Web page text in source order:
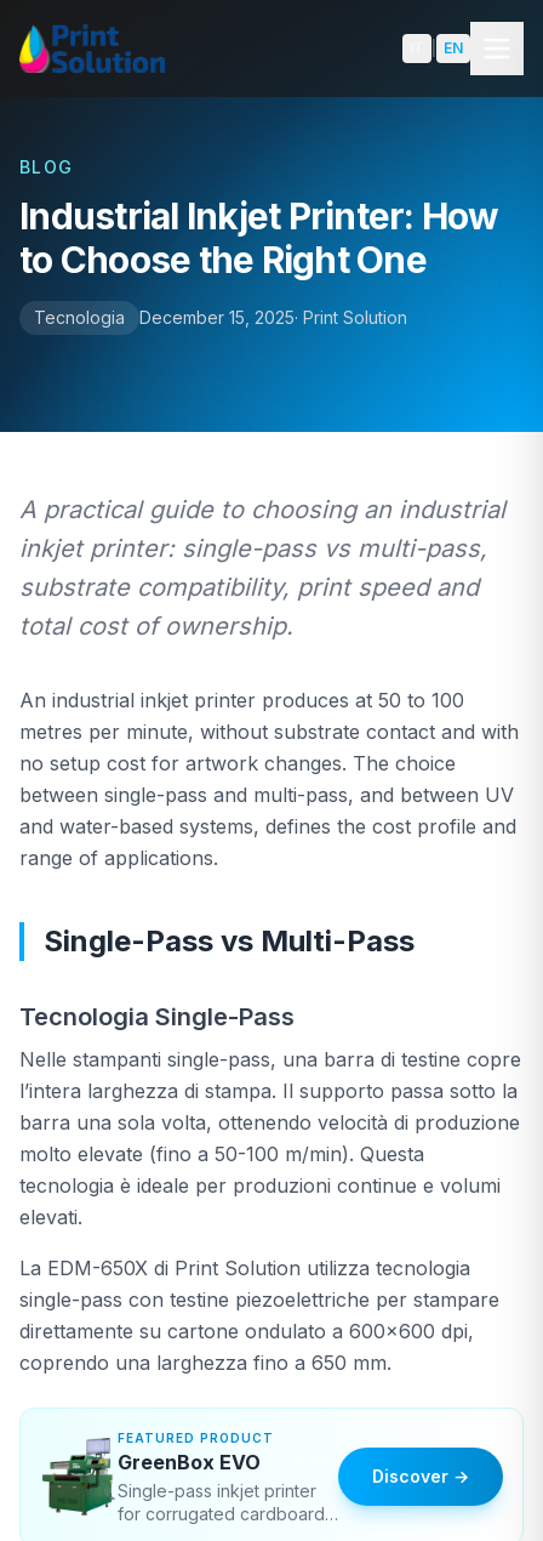
EN
SOLUTIONS
Product Comparison
🛒E-Shop Consumables
📞Call Us Now
BLOG
Industrial Inkjet Printer: How
to Choose the Right One
Tecnologia December 15, 2025· Print Solution
A practical guide to choosing an industrial
inkjet printer: single-pass vs multi-pass,
substrate compatibility, print speed and
total cost of ownership.
An industrial inkjet printer produces at 50 to 100
metres per minute, without substrate contact and with
no setup cost for artwork changes. The choice
between single-pass and multi-pass, and between UV
and water-based systems, defines the cost profile and
range of applications.
Single-Pass vs Multi-Pass
Tecnologia Single-Pass
Nelle stampanti single-pass, una barra di testine copre
l’intera larghezza di stampa. Il supporto passa sotto la
barra una sola volta, ottenendo velocità di produzione
molto elevate (fino a 50-100 m/min). Questa
tecnologia è ideale per produzioni continue e volumi
elevati.
La EDM-650X di Print Solution utilizza tecnologia
single-pass con testine piezoelettriche per stampare
direttamente su cartone ondulato a 600x600 dpi,
coprendo una larghezza fino a 650 mm.
FEATURED PRODUCT
GreenBox EVO
Single-pass inkjet printer
for corrugated cardboard
Discover →